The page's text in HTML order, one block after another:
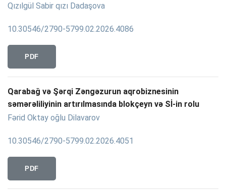
Qızılgül Sabir qızı Dadaşova
10.30546/2790-5799.02.2026.4086
PDF
Qarabağ və Şərqi Zəngəzurun aqrobiznesinin
səmərəliliyinin artırılmasında blokçeyn və Sİ-in rolu
Fərid Oktay oğlu Dilavarov
10.30546/2790-5799.02.2026.4051
PDF